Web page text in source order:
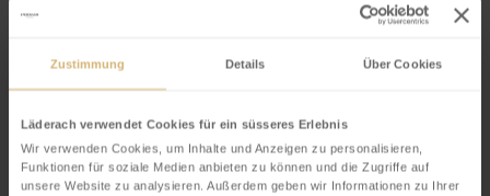
Zustimmung Details Über Cookies
Läderach verwendet Cookies für ein süsseres Erlebnis
Wir verwenden Cookies, um Inhalte und Anzeigen zu personalisieren,
Funktionen für soziale Medien anbieten zu können und die Zugriffe auf
unsere Website zu analysieren. Außerdem geben wir Informationen zu Ihrer
Nachname *